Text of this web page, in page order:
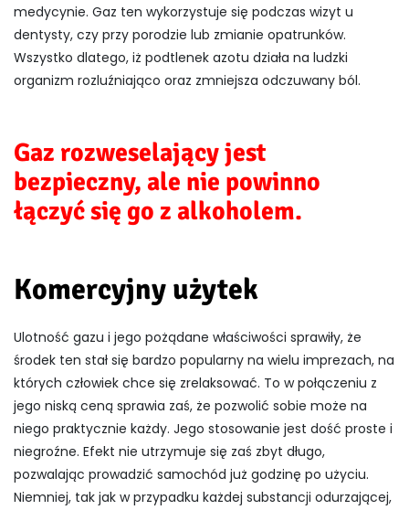
medycynie. Gaz ten wykorzystuje się podczas wizyt u
dentysty, czy przy porodzie lub zmianie opatrunków.
Wszystko dlatego, iż podtlenek azotu działa na ludzki
organizm rozluźniająco oraz zmniejsza odczuwany ból.
Gaz rozweselający jest
bezpieczny, ale nie powinno
łączyć się go z alkoholem.
Komercyjny użytek
Ulotność gazu i jego pożądane właściwości sprawiły, że
środek ten stał się bardzo popularny na wielu imprezach, na
których człowiek chce się zrelaksować. To w połączeniu z
jego niską ceną sprawia zaś, że pozwolić sobie może na
niego praktycznie każdy. Jego stosowanie jest dość proste i
niegroźne. Efekt nie utrzymuje się zaś zbyt długo,
pozwalając prowadzić samochód już godzinę po użyciu.
Niemniej, tak jak w przypadku każdej substancji odurzającej,